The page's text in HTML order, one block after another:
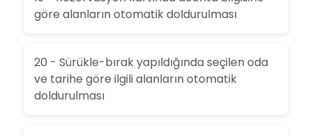
göre alanların otomatik doldurulması
20 - Sürükle-bırak yapıldığında seçilen oda
ve tarihe göre ilgili alanların otomatik
doldurulması